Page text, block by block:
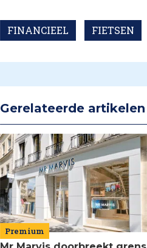
FINANCIEEL FIETSEN
Gerelateerde artikelen
Premium